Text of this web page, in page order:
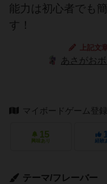
能力は初心者でも
す！
上記文
あさがお
マイボードゲーム登
15
興味あり 経験
テーマ/フレーバー